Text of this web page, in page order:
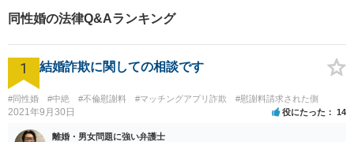
面からバックアップします
【電話相談可】【オンライン
面談対応】
同性婚の法律Q&Aランキング
1 結婚詐欺に関しての相談です
#同性婚 #中絶 #不倫慰謝料 #マッチングアプリ詐欺 #慰謝料請求された側
2021年9月30日 役にたった 14
離婚・男女問題に強い弁護士